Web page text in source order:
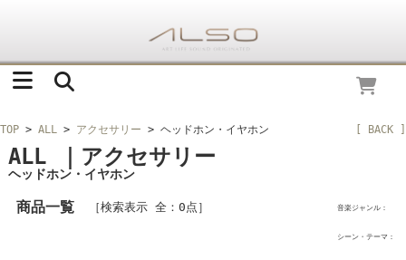
TOP > ALL > アクセサリー > ヘッドホン・イヤホン [ BACK ]
ALL ｜アクセサリー
ヘッドホン・イヤホン
音楽ジャンル：
シーン・テーマ：
商品一覧 ［検索表示 全：0点］